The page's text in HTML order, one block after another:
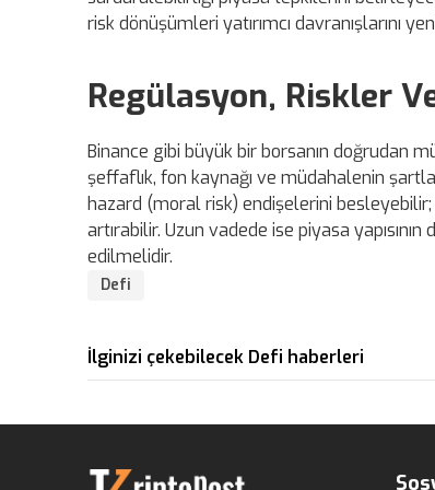
risk dönüşümleri yatırımcı davranışlarını
Regülasyon, Riskler
Binance gibi büyük bir borsanın doğrudan
şeffaflık, fon kaynağı ve müdahalenin
hazard (moral risk) endişelerini
artırabilir. Uzun vadede ise piyasa
edilmelidir.
Defi
İlginizi çekebilecek Defi haberleri